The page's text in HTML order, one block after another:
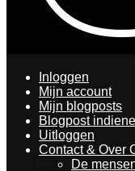
Inloggen
Mijn account
Mijn blogposts
Blogpost
Uitloggen
Contact & Over
De